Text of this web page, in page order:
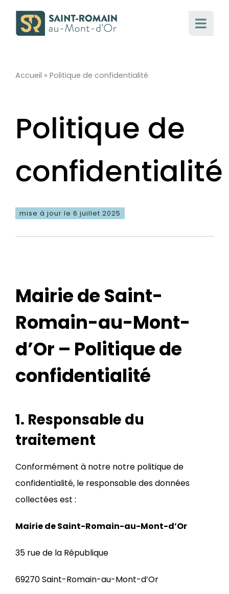
Accueil » Politique de confidentialité
Politique de
confidentialité
mise à jour le 6 juillet 2025
Mairie de Saint-
Romain-au-Mont-
d’Or – Politique de
confidentialité
1. Responsable du
traitement
Conformément à notre notre politique de
confidentialité, le responsable des données
collectées est :
Mairie de Saint-Romain-au-Mont-d’Or
35 rue de la République
69270 Saint-Romain-au-Mont-d’Or